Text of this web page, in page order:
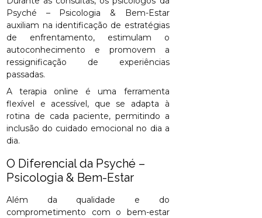
Psyché – Psicologia & Bem-Estar
auxiliam na identificação de estratégias
de enfrentamento, estimulam o
autoconhecimento e promovem a
ressignificação de experiências
passadas.
A terapia online é uma ferramenta
flexível e acessível, que se adapta à
rotina de cada paciente, permitindo a
inclusão do cuidado emocional no dia a
dia.
O Diferencial da Psyché –
Psicologia & Bem-Estar
Além da qualidade e do
comprometimento com o bem-estar